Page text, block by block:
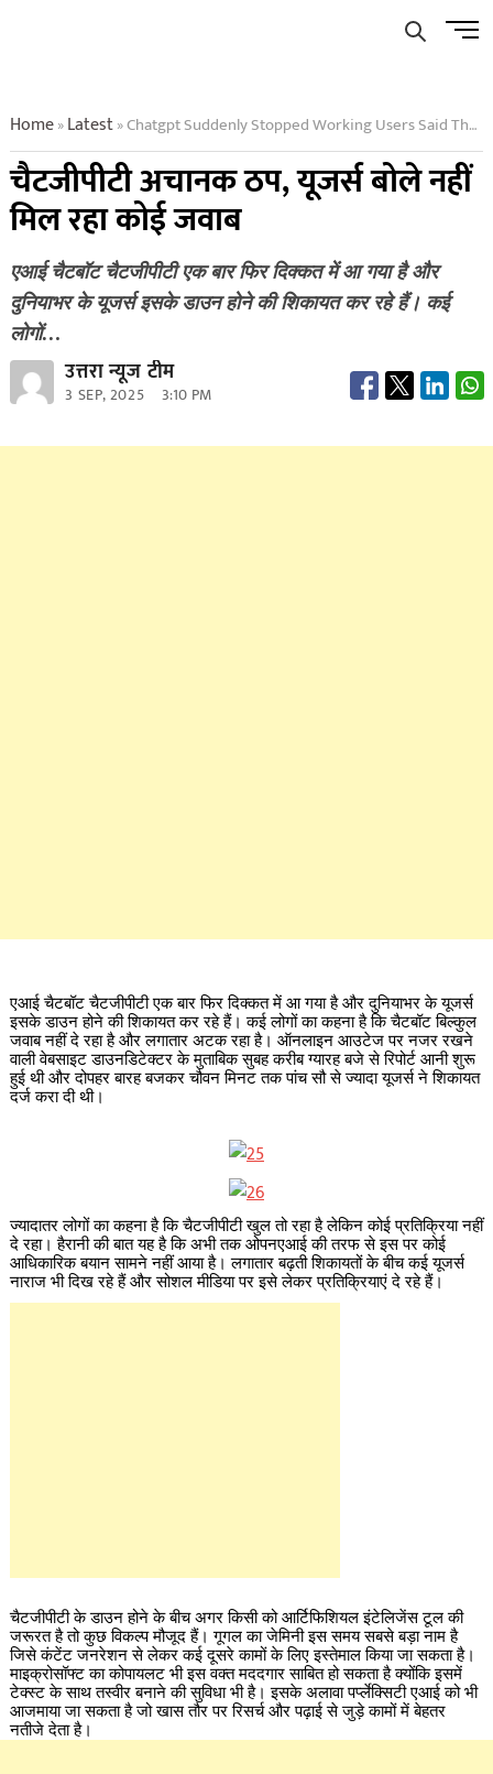
Menu
Home»Latest»Chatgpt Suddenly Stopped Working Users Said They Are Not Getting Any Response
चैटजीपीटी अचानक ठप, यूजर्स बोले नहीं
मिल रहा कोई जवाब
एआई चैटबॉट चैटजीपीटी एक बार फिर दिक्कत में आ गया है और
दुनियाभर के यूजर्स इसके डाउन होने की शिकायत कर रहे हैं। कई
लोगों…
उत्तरा न्यूज टीम
3 SEP, 2025 3:10 PM
एआई चैटबॉट चैटजीपीटी एक बार फिर दिक्कत में आ गया है और दुनियाभर के यूजर्स
इसके डाउन होने की शिकायत कर रहे हैं। कई लोगों का कहना है कि चैटबॉट बिल्कुल
जवाब नहीं दे रहा है और लगातार अटक रहा है। ऑनलाइन आउटेज पर नजर रखने
वाली वेबसाइट डाउनडिटेक्टर के मुताबिक सुबह करीब ग्यारह बजे से रिपोर्ट आनी शुरू
हुई थी और दोपहर बारह बजकर चौवन मिनट तक पांच सौ से ज्यादा यूजर्स ने शिकायत
दर्ज करा दी थी।
ज्यादातर लोगों का कहना है कि चैटजीपीटी खुल तो रहा है लेकिन कोई प्रतिक्रिया नहीं
दे रहा। हैरानी की बात यह है कि अभी तक ओपनएआई की तरफ से इस पर कोई
आधिकारिक बयान सामने नहीं आया है। लगातार बढ़ती शिकायतों के बीच कई यूजर्स
नाराज भी दिख रहे हैं और सोशल मीडिया पर इसे लेकर प्रतिक्रियाएं दे रहे हैं।
चैटजीपीटी के डाउन होने के बीच अगर किसी को आर्टिफिशियल इंटेलिजेंस टूल की
जरूरत है तो कुछ विकल्प मौजूद हैं। गूगल का जेमिनी इस समय सबसे बड़ा नाम है
जिसे कंटेंट जनरेशन से लेकर कई दूसरे कामों के लिए इस्तेमाल किया जा सकता है।
माइक्रोसॉफ्ट का कोपायलट भी इस वक्त मददगार साबित हो सकता है क्योंकि इसमें
टेक्स्ट के साथ तस्वीर बनाने की सुविधा भी है। इसके अलावा पर्प्लेक्सिटी एआई को भी
आजमाया जा सकता है जो खास तौर पर रिसर्च और पढ़ाई से जुड़े कामों में बेहतर
नतीजे देता है।